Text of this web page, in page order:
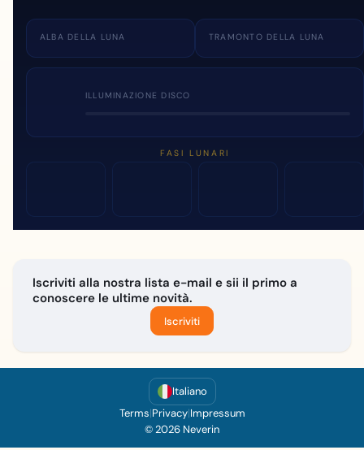
ALBA DELLA LUNA TRAMONTO DELLA LUNA
ILLUMINAZIONE DISCO
FASI LUNARI
Iscriviti alla nostra lista e-mail e sii il primo a
conoscere le ultime novità.
Iscriviti
Italiano
Terms|Privacy|Impressum
© 2026 Neverin